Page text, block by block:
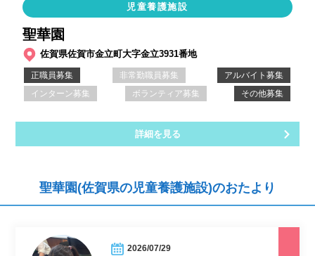
児童養護施設
聖華園
佐賀県佐賀市金立町大字金立3931番地
正職員募集 非常勤職員募集
アルバイト募集
インターン募集
ボランティア募集 その他募集
詳細を見る
聖華園(佐賀県の児童養護施設)のおたより
2026/07/29